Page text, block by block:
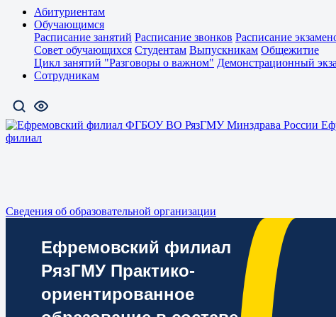
Абитуриентам
Обучающимся
Расписание занятий Расписание звонков Расписание
Совет обучающихся Студентам Выпускникам Общежитие
Цикл занятий "Разговоры о важном" Демонстрационный
Сотрудникам
филиал
Сведения об образовательной организации
Ефремовский филиал
РязГМУ Практико-
ориентированное